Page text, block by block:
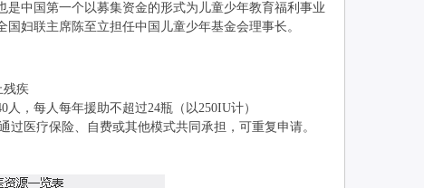
中国第一个以募集资金的形式为儿童少年教育福利事业
妇联主席陈至立担任中国儿童少年基金会理事长。
残疾
，每人每年援助不超过24瓶（以250IU计）
医疗保险、自费或其他模式共同承担，可重复申请。